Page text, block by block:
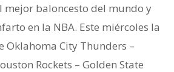
mejor baloncesto del mundo y
en la NBA. Este miércoles la
Oklahoma City Thunders –
Rockets – Golden State